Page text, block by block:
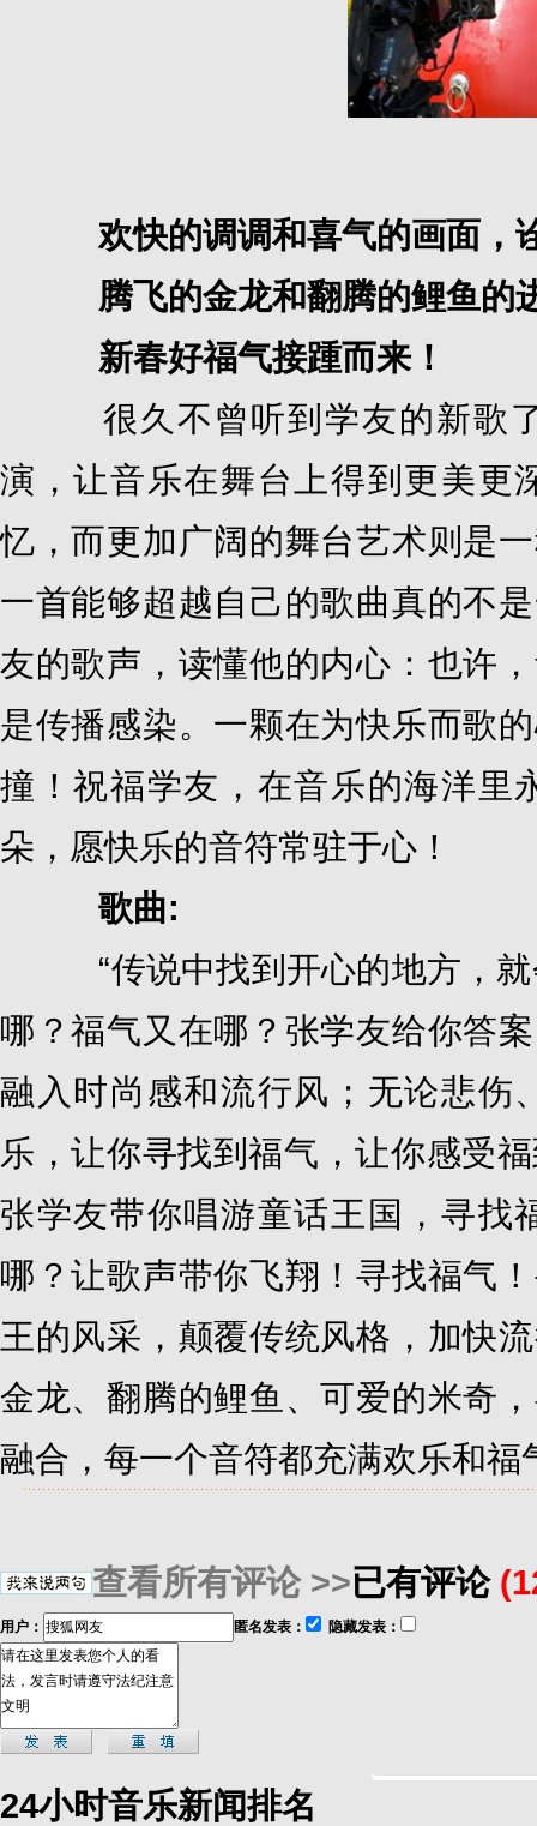
欢快的调调和喜气的画面，
腾飞的金龙和翻腾的鲤鱼的
新春好福气接踵而来！
很久不曾听到学友的新歌了
演，让音乐在舞台上得到更美更
忆，而更加广阔的舞台艺术则是
一首能够超越自己的歌曲真的不
友的歌声，读懂他的内心：也许
是传播感染。一颗在为快乐而歌
撞！祝福学友，在音乐的海洋里
朵，愿快乐的音符常驻于心！
歌曲:
“传说中找到开心的地方，就
哪？福气又在哪？张学友给你答
融入时尚感和流行风；无论悲伤
乐，让你寻找到福气，让你感受
张学友带你唱游童话王国，寻找
哪？让歌声带你飞翔！寻找福气
王的风采，颠覆传统风格，加快
金龙、翻腾的鲤鱼、可爱的米奇
融合，每一个音符都充满欢乐和福
查看所有评论 >>已有评论
用户： 匿名发表： 隐藏发表：
24小时音乐新闻排名